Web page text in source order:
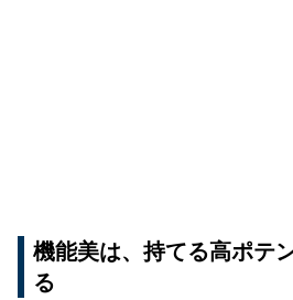
機能美は、持てる高ポテ
る